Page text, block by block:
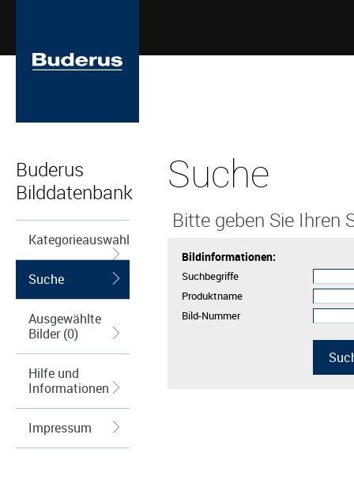
Buderus
Bilddatenbank
Kategorieauswahl
Suche
Ausgewählte
Bilder (0)
Hilfe und
Informationen
Impressum
Suche
Bitte geben Sie Ihren
Bildinformationen:
Suchbegriffe
Produktname
Bild-Nummer